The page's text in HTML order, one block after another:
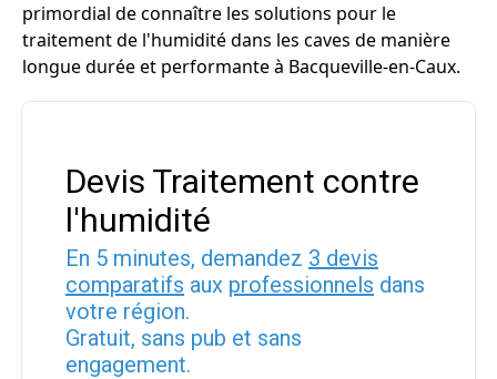
primordial de connaître les solutions pour le
traitement de l'humidité dans les caves de manière
longue durée et performante à Bacqueville-en-Caux.
Devis Traitement contre
l'humidité
En 5 minutes, demandez 3 devis
comparatifs aux professionnels dans
votre région.
Gratuit, sans pub et sans
engagement.